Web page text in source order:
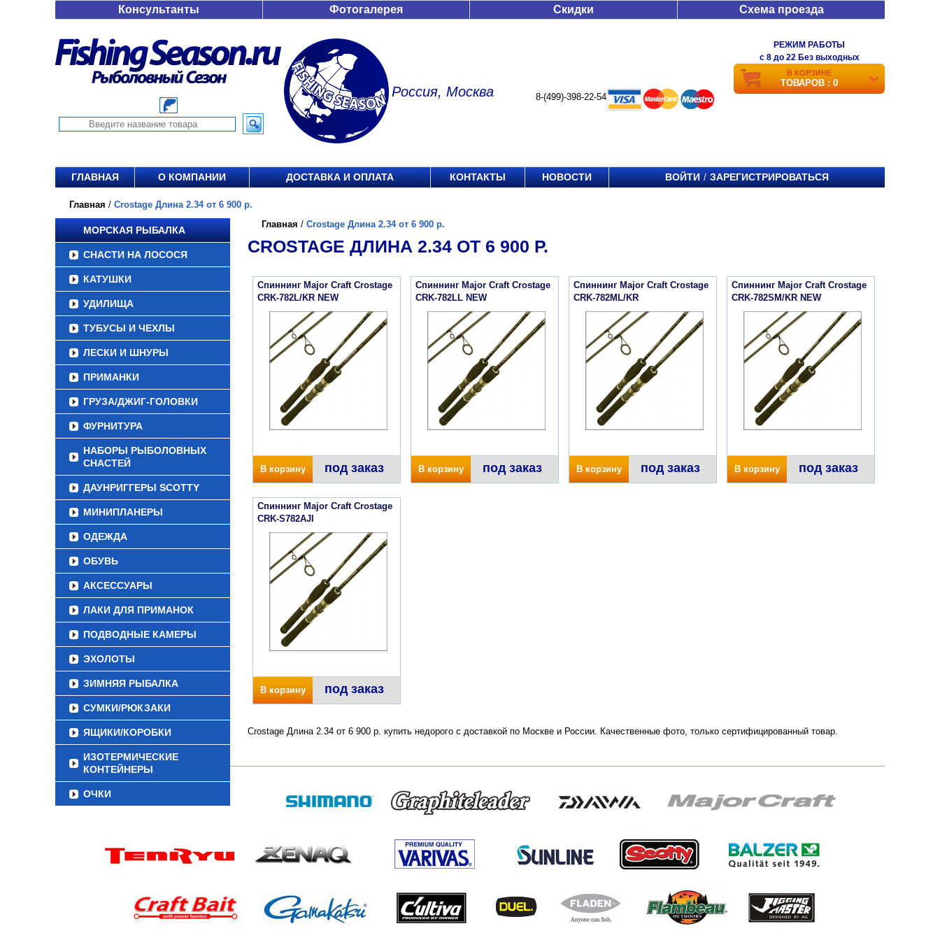
Консультанты Фотогалерея Скидки Схема проезда
Россия, Москва 8-(499)-398-22-54
РЕЖИМ РАБОТЫ
c 8 до 22 Без выходных
В КОРЗИНЕ
ТОВАРОВ : 0
ГЛАВНАЯ О КОМПАНИИ ДОСТАВКА И ОПЛАТА КОНТАКТЫ НОВОСТИ ВОЙТИ / ЗАРЕГИСТРИРОВАТЬСЯ
Главная / Crostage Длина 2.34 от 6 900 р.
МОРСКАЯ РЫБАЛКА
СНАСТИ НА ЛОСОСЯ
КАТУШКИ
УДИЛИЩА
ТУБУСЫ И ЧЕХЛЫ
ЛЕСКИ И ШНУРЫ
ПРИМАНКИ
ГРУЗА/ДЖИГ-ГОЛОВКИ
ФУРНИТУРА
НАБОРЫ РЫБОЛОВНЫХ
СНАСТЕЙ
ДАУНРИГГЕРЫ SCOTTY
МИНИПЛАНЕРЫ
ОДЕЖДА
ОБУВЬ
АКСЕССУАРЫ
ЛАКИ ДЛЯ ПРИМАНОК
ПОДВОДНЫЕ КАМЕРЫ
ЭХОЛОТЫ
ЗИМНЯЯ РЫБАЛКА
СУМКИ/РЮКЗАКИ
ЯЩИКИ/КОРОБКИ
ИЗОТЕРМИЧЕСКИЕ
КОНТЕЙНЕРЫ
ОЧКИ
Главная / Crostage Длина 2.34 от 6 900 р.
CROSTAGE ДЛИНА 2.34 ОТ 6 900 Р.
Спиннинг Major Craft Crostage
CRK-782L/KR NEW
В корзину под заказ
Спиннинг Major Craft Crostage
CRK-782LL NEW
В корзину под заказ
Спиннинг Major Craft Crostage
CRK-782ML/KR
В корзину под заказ
Спиннинг Major Craft Crostage
CRK-782SM/KR NEW
В корзину под заказ
Спиннинг Major Craft Crostage
CRK-S782AJl
В корзину под заказ
Crostage Длина 2.34 от 6 900 р. купить недорого с доставкой по Москве и России. Качественные фото, только сертифицированный товар.